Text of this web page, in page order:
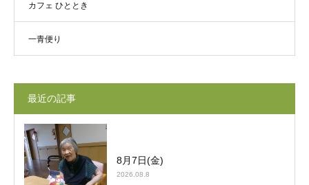
カフェ ひととき
一青便り
最近の記事
8月7日(金)
2026.08.8